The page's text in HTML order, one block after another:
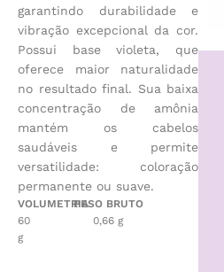
garantindo durabilidade e
vibração excepcional da cor.
Possui base violeta, que
oferece maior naturalidade
no resultado final. Sua baixa
concentração de amônia
mantém os cabelos
saudáveis e permite
versatilidade: coloração
permanente ou suave.
VOLUMETRIA
60
g
PESO BRUTO
0,66 g